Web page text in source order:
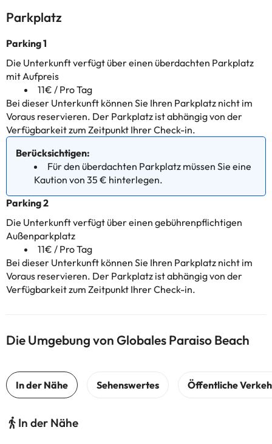
Parkplatz
Parking 1
Die Unterkunft verfügt über einen überdachten Parkplatz
mit Aufpreis
11€ / Pro Tag
Bei dieser Unterkunft können Sie Ihren Parkplatz nicht im
Voraus reservieren. Der Parkplatz ist abhängig von der
Verfügbarkeit zum Zeitpunkt Ihrer Check-in.
Berücksichtigen:
Für den überdachten Parkplatz müssen Sie eine
Kaution von 35 € hinterlegen.
Parking 2
Die Unterkunft verfügt über einen gebührenpflichtigen
Außenparkplatz
11€ / Pro Tag
Bei dieser Unterkunft können Sie Ihren Parkplatz nicht im
Voraus reservieren. Der Parkplatz ist abhängig von der
Verfügbarkeit zum Zeitpunkt Ihrer Check-in.
Die Umgebung von Globales Paraiso Beach
In der Nähe